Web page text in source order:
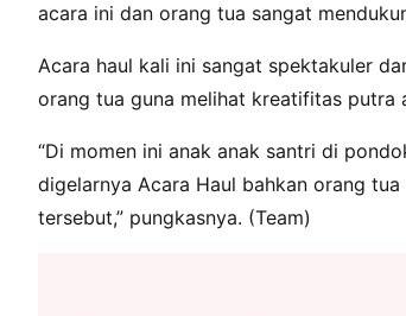
acara ini dan orang tua sangat
Acara haul kali ini sangat spektakuler
orang tua guna melihat kreatifitas putra
“Di momen ini anak anak santri di
digelarnya Acara Haul bahkan orang
tersebut,” pungkasnya. (Team)